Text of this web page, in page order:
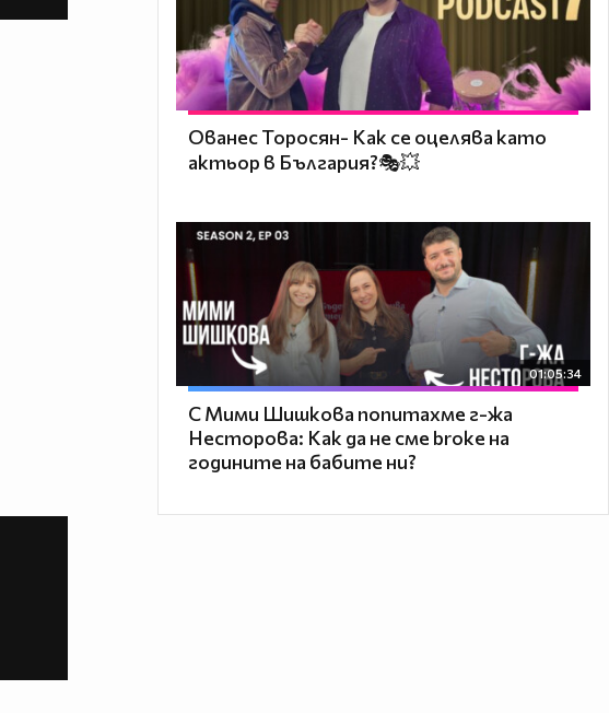
Ованес Торосян- Как се оцелява като
актьор в България?🎭💥
01:05:34
С Мими Шишкова попитахме г-жа
Несторова: Как да не сме broke на
годините на бабите ни?